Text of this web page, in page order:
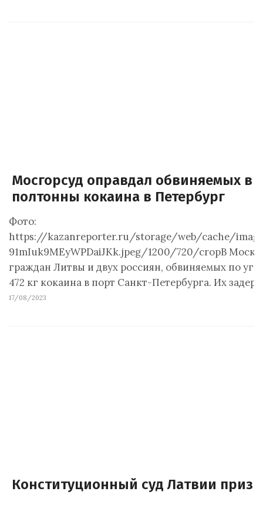
Мосгорсуд оправдал обвиняемых в
полтонны кокаина в Петербург
Фото:
https://kazanreporter.ru/storage/web/cache/
91mIuk9MEyWPDaiJKk.jpeg/1200/720/cropВ
граждан Литвы и двух россиян, обвиняемых по
472 кг кокаина в порт Санкт-Петербурга. Их
17/08/2023
Конституционный суд Латвии